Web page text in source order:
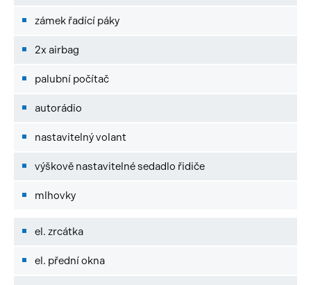
zámek řadící páky
2x airbag
palubní počítač
autorádio
nastavitelný volant
výškově nastavitelné sedadlo řidiče
mlhovky
el. zrcátka
el. přední okna